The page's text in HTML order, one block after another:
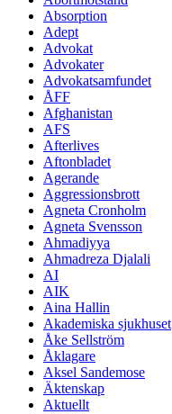
Absorption
Adept
Advokat
Advokater
Advokatsamfundet
ÅFF
Afghanistan
AFS
Afterlives
Aftonbladet
Agerande
Aggressionsbrott
Agneta Cronholm
Agneta Svensson
Ahmadiyya
Ahmadreza Djalali
AI
AIK
Aina Hallin
Akademiska sjukhuset
Åke Sellström
Åklagare
Aksel Sandemose
Äktenskap
Aktuellt